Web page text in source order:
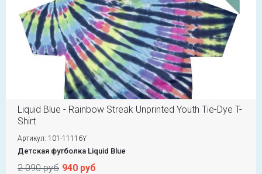
Liquid Blue - Rainbow Streak Unprinted Youth Tie-Dye T-
Shirt
Артикул: 101-11116Y
Детская футболка Liquid Blue
2 090 руб 940 руб